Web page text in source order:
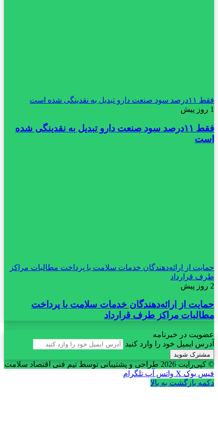
فقط ۱۱‌درصد سود صنعت دارو تبدیل به نقدینگی شده است
1 روز پیش
فقط ۱۱‌درصد سود صنعت دارو تبدیل به نقدینگی شده
است
حمایت از ارائه‌دهندگان خدمات سلامت با پرداخت مطالبات مراکز
طرف قرارداد
2 روز پیش
حمایت از ارائه‌دهندگان خدمات سلامت با پرداخت
مطالبات مراکز طرف قرارداد
عضویت در خبرنامه
آدرس ایمیل خود را وارد کنید
© کپی‌رایت 2026
طراحی و پشتیبانی توسط تیم فنی اقتصاد سلامت
فیس بوک X واتس آپ تلگرام
دکمه بازگشت به بالا